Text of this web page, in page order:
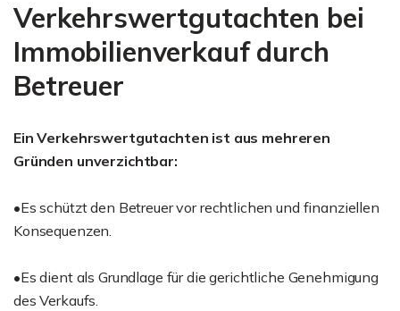
Verkehrswertgutachten bei
Immobilienverkauf durch
Betreuer
Ein Verkehrswertgutachten ist aus mehreren
Gründen unverzichtbar:
•Es schützt den Betreuer vor rechtlichen und finanziellen
Konsequenzen.
•Es dient als Grundlage für die gerichtliche Genehmigung
des Verkaufs.